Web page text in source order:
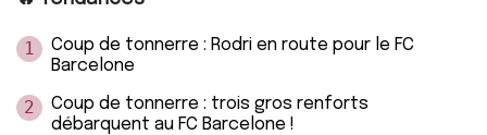
1
Coup de tonnerre : Rodri en route pour le FC
Barcelone
2
Coup de tonnerre : trois gros renforts
débarquent au FC Barcelone !